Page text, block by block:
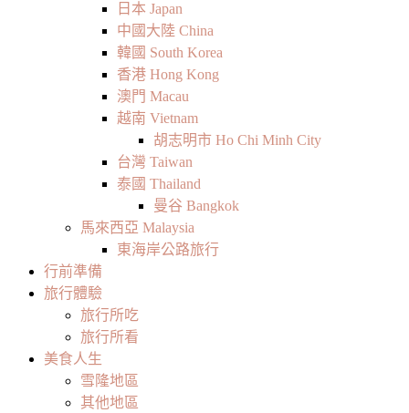
日本 Japan
中國大陸 China
韓國 South Korea
香港 Hong Kong
澳門 Macau
越南 Vietnam
胡志明市 Ho Chi Minh City
台灣 Taiwan
泰國 Thailand
曼谷 Bangkok
馬來西亞 Malaysia
東海岸公路旅行
行前準備
旅行體驗
旅行所吃
旅行所看
美食人生
雪隆地區
其他地區